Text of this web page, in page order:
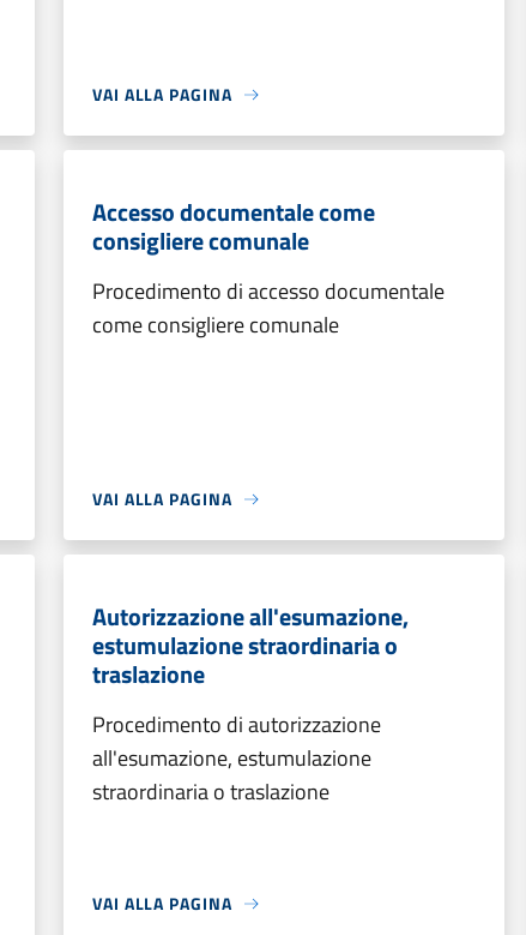
VAI ALLA PAGINA
Accesso documentale come
consigliere comunale
Procedimento di accesso documentale
come consigliere comunale
VAI ALLA PAGINA
Autorizzazione all'esumazione,
estumulazione straordinaria o
traslazione
Procedimento di autorizzazione
all'esumazione, estumulazione
straordinaria o traslazione
VAI ALLA PAGINA